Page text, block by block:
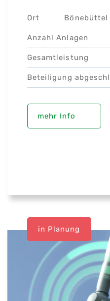
Ort
Anzahl Anlagen
Gesamtleistung
Beteiligung
mehr Info
in Planung